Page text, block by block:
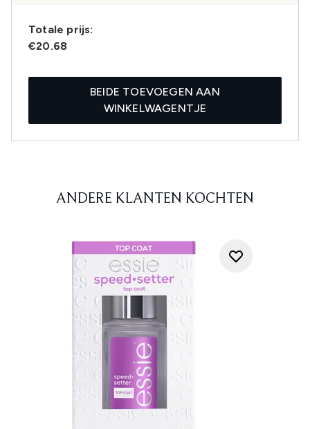
Totale prijs:
€20.68
BEIDE TOEVOEGEN AAN
WINKELWAGENTJE
ANDERE KLANTEN KOCHTEN